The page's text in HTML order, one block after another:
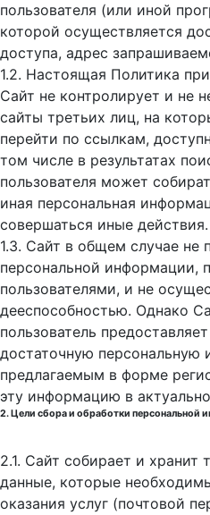
пользователя (или иной
которой осуществляется
доступа, адрес
1.2. Настоящая Политика
Сайт не контролирует и не
сайты третьих лиц, на
перейти по ссылкам,
том числе в результатах
пользователя может
иная персональная
совершаться иные действия.
1.3. Сайт в общем случае не
персональной информации,
пользователями, и не
дееспособностью. Однако
пользователь
достаточную
предлагаемым в форме
эту информацию в
2. Цели сбора и обработки персональной
2.1. Сайт собирает и хранит
данные, которые
оказания услуг (почтовой